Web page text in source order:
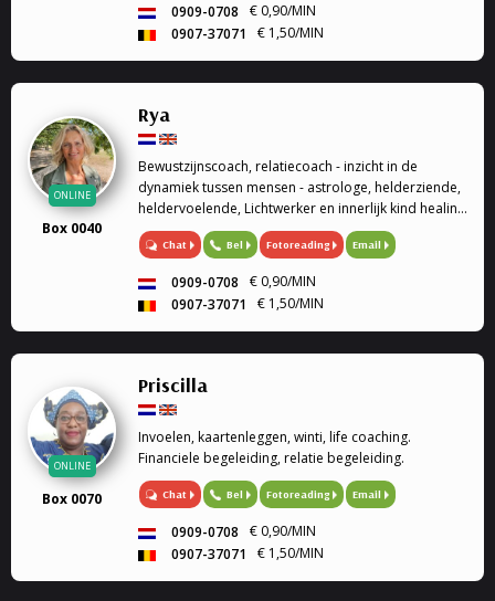
0909-0708
€ 0,90/MIN
0907-37071
€ 1,50/MIN
ONLINE
Box 0040
Rya
Bewustzijnscoach, relatiecoach - inzicht in de
dynamiek tussen mensen - astrologe, helderziende,
heldervoelende, Lichtwerker en innerlijk kind healing
/ healing op afstand.
Chat Bel Fotoreading Email
0909-0708
€ 0,90/MIN
0907-37071
€ 1,50/MIN
ONLINE
Box 0070
Priscilla
Invoelen, kaartenleggen, winti, life coaching.
Financiele begeleiding, relatie begeleiding.
Chat Bel Fotoreading Email
0909-0708
€ 0,90/MIN
0907-37071
€ 1,50/MIN